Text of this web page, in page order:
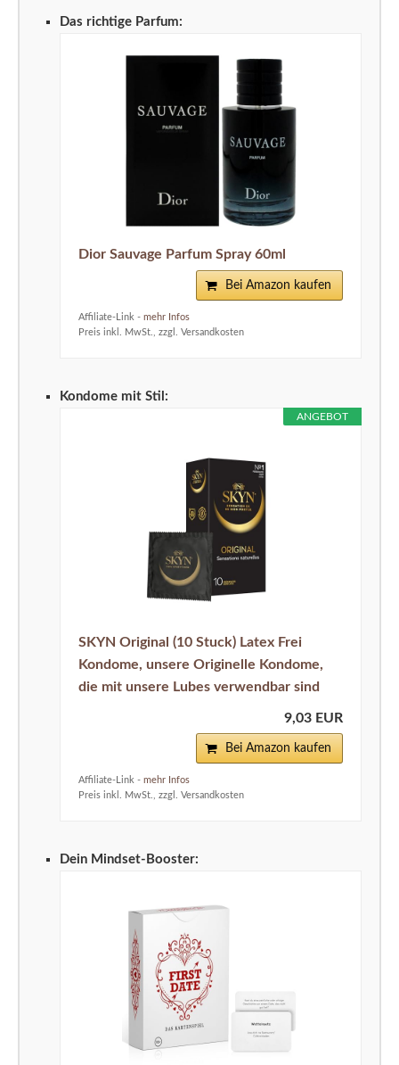
Das richtige Parfum:
Dior Sauvage Parfum Spray 60ml
Bei Amazon kaufen
Affiliate-Link - mehr Infos
Preis inkl. MwSt., zzgl. Versandkosten
Kondome mit Stil:
ANGEBOT
SKYN Original (10 Stuck) Latex Frei
Kondome, unsere Originelle Kondome,
die mit unsere Lubes verwendbar sind
9,03 EUR
Bei Amazon kaufen
Affiliate-Link - mehr Infos
Preis inkl. MwSt., zzgl. Versandkosten
Dein Mindset-Booster: